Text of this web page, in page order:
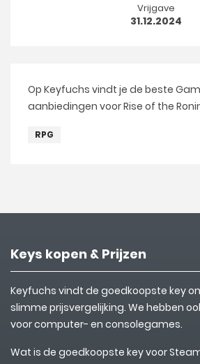
Vrijgave
31.12.2024
Op Keyfuchs vindt je de beste
aanbiedingen voor Rise of the
RPG
Keys kopen & Prijzen
Keyfuchs vindt de goedkoopste key
slimme prijsvergelijking. We hebben
voor computer- en consolegames.
Wat is de goedkoopste key voor